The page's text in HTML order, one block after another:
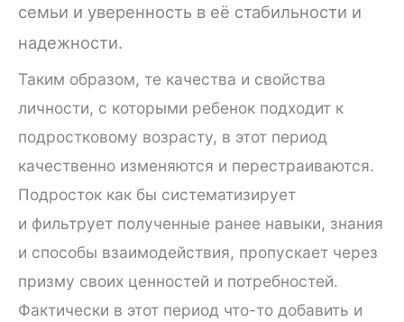
семьи и уверенность в её стабильности и
надежности.
Таким образом, те качества и свойства
личности, с которыми ребенок подходит к
подростковому возрасту, в этот период
качественно изменяются и перестраиваются.
Подросток как бы систематизирует
и фильтрует полученные ранее навыки, знания
и способы взаимодействия, пропускает через
призму своих ценностей и потребностей.
Фактически в этот период что-то добавить и